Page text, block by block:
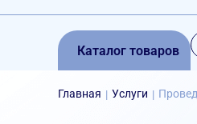
Каталог товаров
Главная | Услуги |